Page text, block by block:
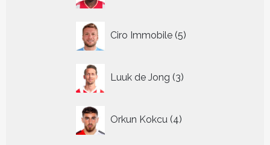
Ciro Immobile 5
producten
Luuk de Jong 3
producten
Orkun Kokcu 4
producten